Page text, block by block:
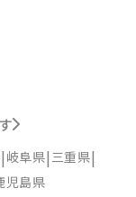
岐阜県 三重県
児島県